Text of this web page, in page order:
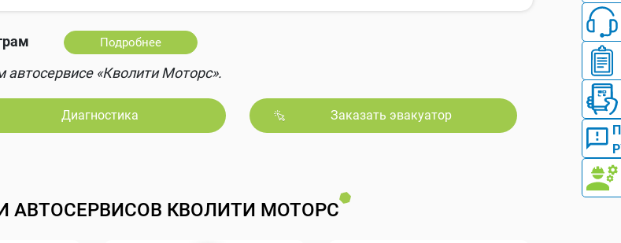
Подробнее
«Кволити Моторс».
Диагностика Заказать эвакуатор
АВТОСЕРВИСОВ КВОЛИТИ МОТОРС